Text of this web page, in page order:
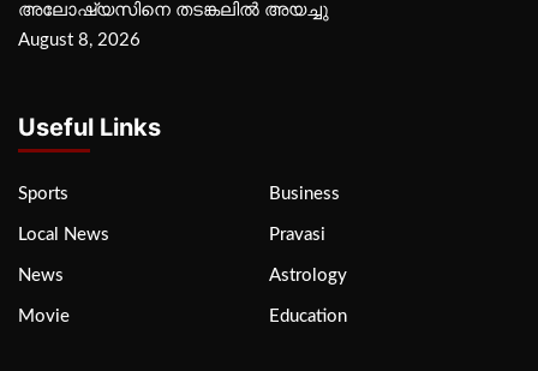
അലോഷ്യസിനെ തടങ്കലിൽ അയച്ചു
August 8, 2026
Useful Links
Sports Business
Local News Pravasi
News Astrology
Movie Education